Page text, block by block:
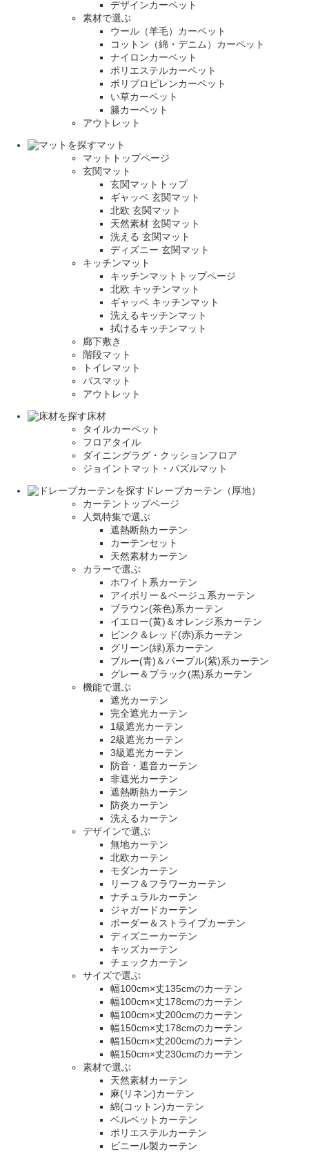
デザインカーペット
素材で選ぶ
ウール（羊毛）カーペット
コットン（綿・デニム）カーペット
ナイロンカーペット
ポリエステルカーペット
ポリプロピレンカーペット
い草カーペット
籐カーペット
アウトレット
マット
マットトップページ
玄関マット
玄関マットトップ
ギャッベ 玄関マット
北欧 玄関マット
天然素材 玄関マット
洗える 玄関マット
ディズニー 玄関マット
キッチンマット
キッチンマットトップページ
北欧 キッチンマット
ギャッベ キッチンマット
洗えるキッチンマット
拭けるキッチンマット
廊下敷き
階段マット
トイレマット
バスマット
アウトレット
床材
タイルカーペット
フロアタイル
ダイニングラグ・クッションフロア
ジョイントマット・パズルマット
ドレープカーテン（厚地）
カーテントップページ
人気特集で選ぶ
遮熱断熱カーテン
カーテンセット
天然素材カーテン
カラーで選ぶ
ホワイト系カーテン
アイボリー＆ベージュ系カーテン
ブラウン(茶色)系カーテン
イエロー(黄)＆オレンジ系カーテン
ピンク＆レッド(赤)系カーテン
グリーン(緑)系カーテン
ブルー(青)＆パープル(紫)系カーテン
グレー＆ブラック(黒)系カーテン
機能で選ぶ
遮光カーテン
完全遮光カーテン
1級遮光カーテン
2級遮光カーテン
3級遮光カーテン
防音・遮音カーテン
非遮光カーテン
遮熱断熱カーテン
防炎カーテン
洗えるカーテン
デザインで選ぶ
無地カーテン
北欧カーテン
モダンカーテン
リーフ＆フラワーカーテン
ナチュラルカーテン
ジャガードカーテン
ボーダー＆ストライプカーテン
ディズニーカーテン
キッズカーテン
チェックカーテン
サイズで選ぶ
幅100cm×丈135cmのカーテン
幅100cm×丈178cmのカーテン
幅100cm×丈200cmのカーテン
幅150cm×丈178cmのカーテン
幅150cm×丈200cmのカーテン
幅150cm×丈230cmのカーテン
素材で選ぶ
天然素材カーテン
麻(リネン)カーテン
綿(コットン)カーテン
ベルベットカーテン
ポリエステルカーテン
ビニール製カーテン